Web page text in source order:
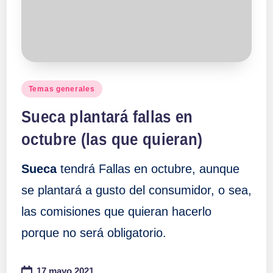
Publicado
Temas generales
Sueca plantará fallas en
octubre (las que quieran)
Sueca tendrá Fallas en octubre, aunque
se plantará a gusto del consumidor, o sea,
las comisiones que quieran hacerlo
porque no será obligatorio.